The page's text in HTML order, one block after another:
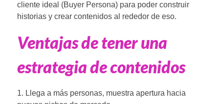
cliente ideal (Buyer Persona) para poder construir
historias y crear contenidos al rededor de eso.
Ventajas de tener una
estrategia de contenidos
1. Llega a más personas, muestra apertura hacia